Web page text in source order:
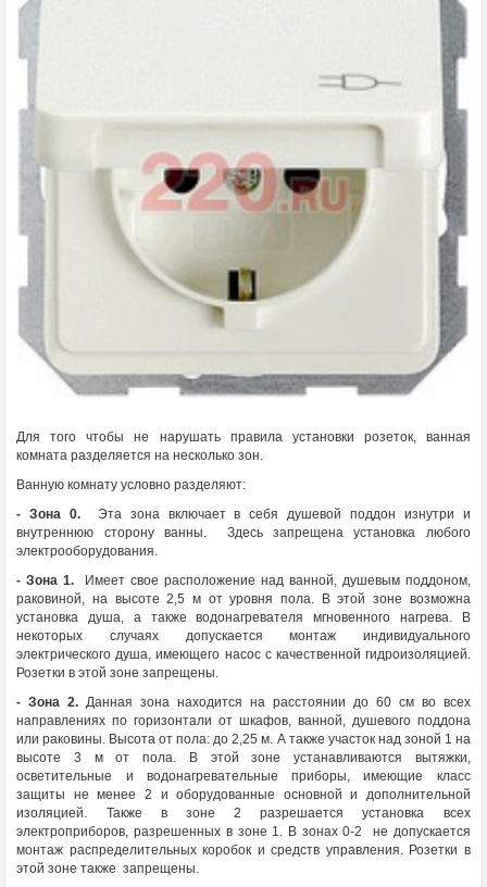
Для того чтобы не нарушать правила установки розеток, ванная
комната разделяется на несколько зон.
Ванную комнату условно разделяют:
- Зона 0. Эта зона включает в себя душевой поддон изнутри и
внутреннюю сторону ванны. Здесь запрещена установка любого
электрооборудования.
- Зона 1. Имеет свое расположение над ванной, душевым поддоном,
раковиной, на высоте 2,5 м от уровня пола. В этой зоне возможна
установка душа, а также водонагревателя мгновенного нагрева. В
некоторых случаях допускается монтаж индивидуального
электрического душа, имеющего насос с качественной гидроизоляцией.
Розетки в этой зоне запрещены.
- Зона 2. Данная зона находится на расстоянии до 60 см во всех
направлениях по горизонтали от шкафов, ванной, душевого поддона
или раковины. Высота от пола: до 2,25 м. А также участок над зоной 1 на
высоте 3 м от пола. В этой зоне устанавливаются вытяжки,
осветительные и водонагревательные приборы, имеющие класс
защиты не менее 2 и оборудованные основной и дополнительной
изоляцией.
Также в зоне 2 разрешается установка всех
электроприборов, разрешенных в зоне 1. В зонах 0-2 не допускается
монтаж распределительных коробок и средств управления. Розетки в
этой зоне также запрещены.